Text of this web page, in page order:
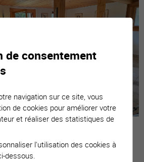
votre
de consentement
navigation sur ce site, vous
de cookies pour améliorer votre
et réaliser des statistiques de
l'utilisation des cookies à
dessous.